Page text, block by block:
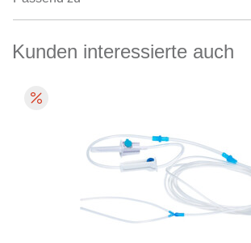
Kunden interessierte auch